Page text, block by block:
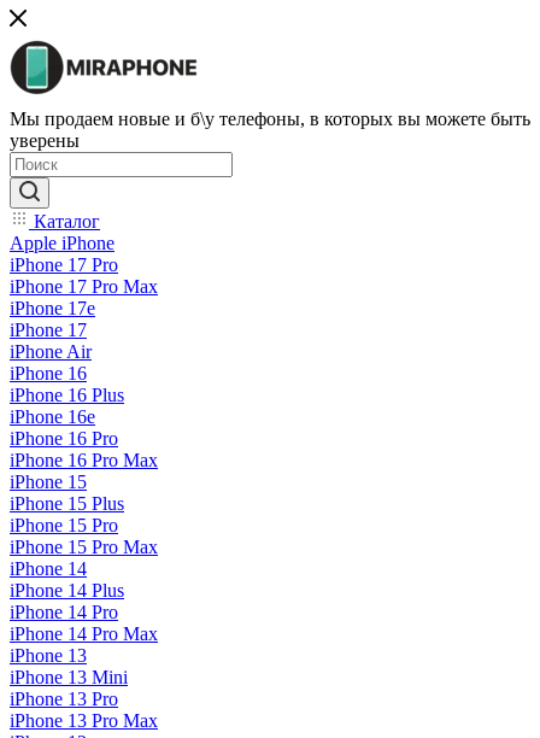
Мы продаем новые и б\у телефоны, в которых вы можете быть
уверены
Каталог
Apple iPhone
iPhone 17 Pro
iPhone 17 Pro Max
iPhone 17e
iPhone 17
iPhone Air
iPhone 16
iPhone 16 Plus
iPhone 16e
iPhone 16 Pro
iPhone 16 Pro Max
iPhone 15
iPhone 15 Plus
iPhone 15 Pro
iPhone 15 Pro Max
iPhone 14
iPhone 14 Plus
iPhone 14 Pro
iPhone 14 Pro Max
iPhone 13
iPhone 13 Mini
iPhone 13 Pro
iPhone 13 Pro Max